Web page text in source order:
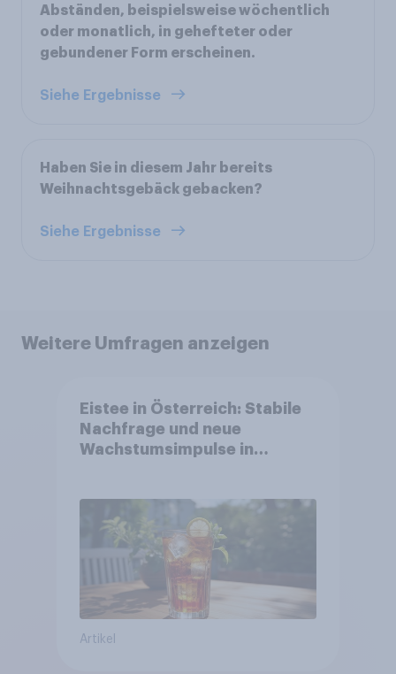
Abständen, beispielsweise wöchentlich
oder monatlich, in gehefteter oder
gebundener Form erscheinen.
Siehe Ergebnisse
Haben Sie in diesem Jahr bereits
Weihnachtsgebäck gebacken?
Siehe Ergebnisse
Weitere Umfragen anzeigen
Eistee in Österreich: Stabile
Nachfrage und neue
Wachstumsimpulse in
Artikel